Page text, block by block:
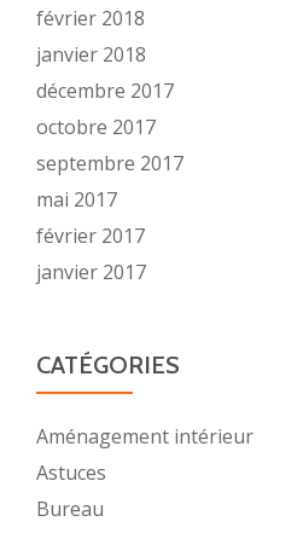
février 2018
janvier 2018
décembre 2017
octobre 2017
septembre 2017
mai 2017
février 2017
janvier 2017
CATÉGORIES
Aménagement intérieur
Astuces
Bureau